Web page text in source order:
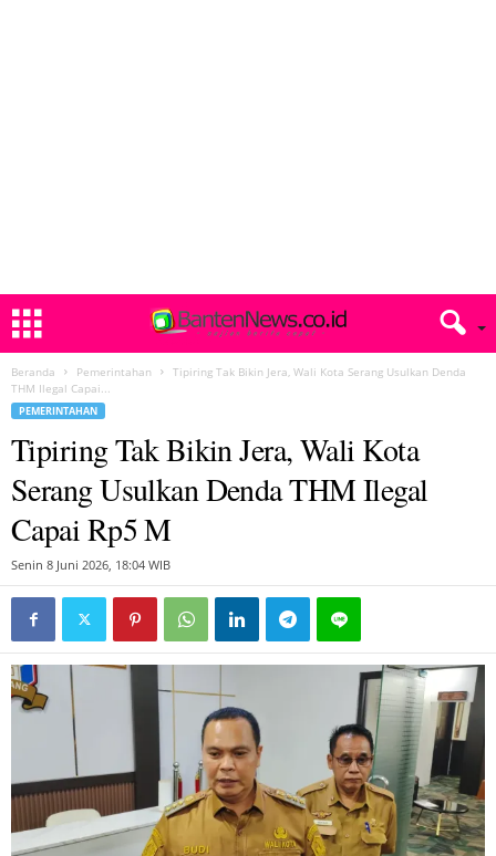
Beranda Pemerintahan
Tipiring Tak Bikin Jera, Wali Kota Serang Usulkan Denda
THM Ilegal Capai...
PEMERINTAHAN
Tipiring Tak Bikin Jera, Wali Kota
Serang Usulkan Denda THM Ilegal
Capai Rp5 M
Senin 8 Juni 2026, 18:04 WIB